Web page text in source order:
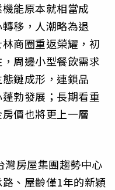
能原本就相當成
移，人潮略為退
商圈重返榮耀，初
周邊小型餐飲需求
鏈成形，連鎖品
勃發展；長期看重
價也將更上一層
灣房屋集團趨勢中心
、屋齡僅1年的新穎